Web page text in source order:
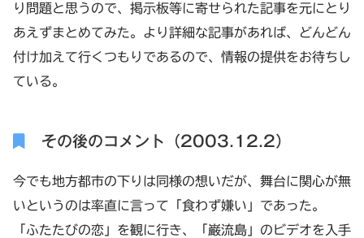
り問題と思うので、掲示板等に寄せられた記事を元にとり
あえずまとめてみた。より詳細な記事があれば、どんどん
付け加えて行くつもりであるので、情報の提供をお待ちし
ている。
その後のコメント（2003.12.2）
今でも地方都市の下りは同様の想いだが、舞台に関心が無
いというのは率直に言って「食わず嫌い」であった。
「ふたたびの恋」を観に行き、「巌流島」のビデオを入手